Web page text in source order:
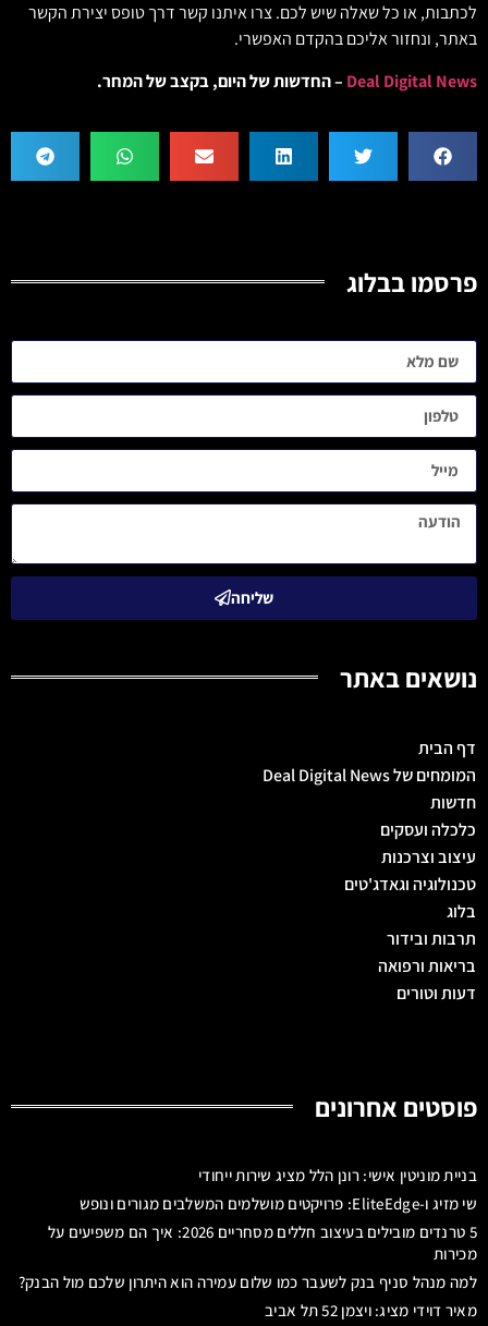
לכתבות, או כל שאלה שיש לכם. צרו איתנו קשר דרך טופס יצירת הקשר
באתר, ונחזור אליכם בהקדם האפשרי.
Deal Digital News – החדשות של היום, בקצב של המחר.
פרסמו בבלוג
שליחה
נושאים באתר
דף הבית
המומחים של Deal Digital News
חדשות
כלכלה ועסקים
עיצוב וצרכנות
טכנולוגיה וגאדג'טים
בלוג
תרבות ובידור
בריאות ורפואה
דעות וטורים
פוסטים אחרונים
בניית מוניטין אישי: רונן הלל מציג שירות ייחודי
שי מזיג ו-EliteEdge: פרויקטים מושלמים המשלבים מגורים ונופש
5 טרנדים מובילים בעיצוב חללים מסחריים 2026: איך הם משפיעים על
מכירות
למה מנהל סניף בנק לשעבר כמו שלום עמירה הוא היתרון שלכם מול הבנק?
מאיר דוידי מציג: ויצמן 52 תל אביב